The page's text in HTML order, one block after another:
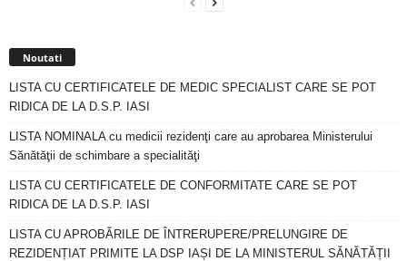
Noutati
LISTA CU CERTIFICATELE DE MEDIC SPECIALIST CARE SE POT
RIDICA DE LA D.S.P. IASI
LISTA NOMINALA cu medicii rezidenţi care au aprobarea Ministerului
Sănătăţii de schimbare a specialităţi
LISTA CU CERTIFICATELE DE CONFORMITATE CARE SE POT
RIDICA DE LA D.S.P. IASI
LISTA CU APROBĂRILE DE ÎNTRERUPERE/PRELUNGIRE DE
REZIDENȚIAT PRIMITE LA DSP IAȘI DE LA MINISTERUL SĂNĂTĂȚII